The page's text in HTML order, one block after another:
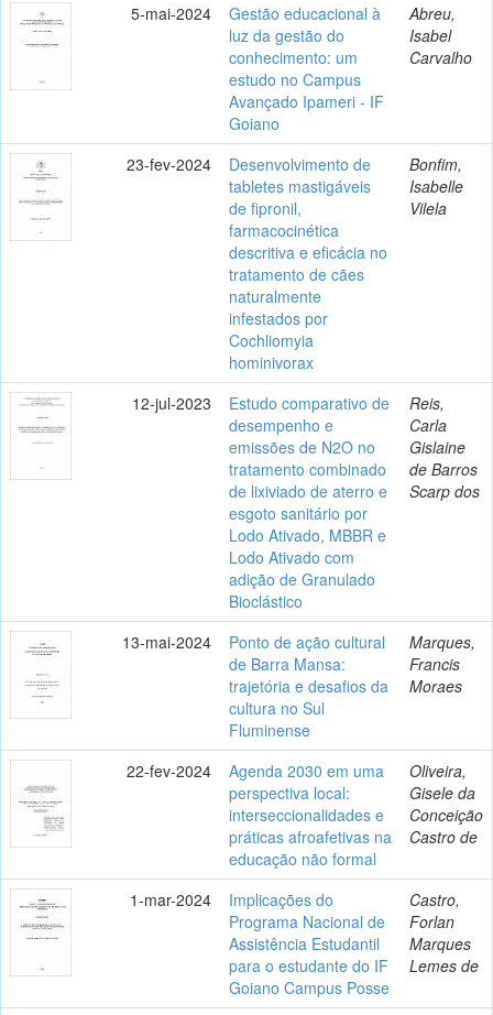
5-mai-2024
Gestão educacional à
luz da gestão do
conhecimento: um
estudo no Campus
Avançado Ipameri - IF
Goiano
Abreu,
Isabel
Carvalho
23-fev-2024
Desenvolvimento de
tabletes mastigáveis
de fipronil,
farmacocinética
descritiva e eficácia no
tratamento de cães
naturalmente
infestados por
Cochliomyia
hominivorax
Bonfim,
Isabelle
Vilela
12-jul-2023
Estudo comparativo de
desempenho e
emissões de N2O no
tratamento combinado
de lixiviado de aterro e
esgoto sanitário por
Lodo Ativado, MBBR e
Lodo Ativado com
adição de Granulado
Bioclástico
Reis,
Carla
Gislaine
de Barros
Scarp dos
13-mai-2024
Ponto de ação cultural
de Barra Mansa:
trajetória e desafios da
cultura no Sul
Fluminense
Marques,
Francis
Moraes
22-fev-2024
Agenda 2030 em uma
perspectiva local:
interseccionalidades e
práticas afroafetivas na
educação não formal
Oliveira,
Gisele da
Conceição
Castro de
1-mar-2024
Implicações do
Programa Nacional de
Assistência Estudantil
para o estudante do IF
Goiano Campus Posse
Castro,
Forlan
Marques
Lemes de